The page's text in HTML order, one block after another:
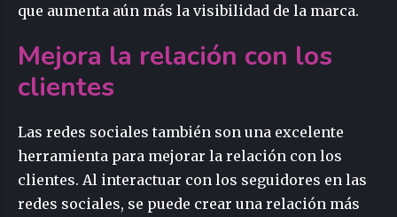
que aumenta aún más la visibilidad de la marca.
Mejora la relación con los
clientes
Las redes sociales también son una excelente
herramienta para mejorar la relación con los
clientes. Al interactuar con los seguidores en las
redes sociales, se puede crear una relación más